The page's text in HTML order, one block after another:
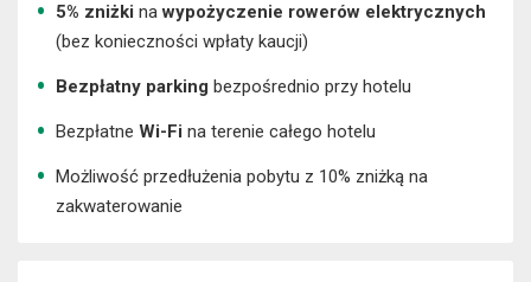
5% zniżki nawypożyczenie rowerów elektrycznych
(bez konieczności wpłaty kaucji)
Bezpłatny parking bezpośrednio przy hotelu
Bezpłatne Wi-Fi na terenie całego hotelu
Możliwość przedłużenia pobytu z 10% zniżką na
zakwaterowanie